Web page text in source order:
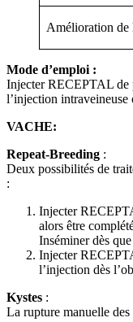
Amélioration de
Mode d’emploi :
Injecter RECEPTAL de
l’injection intraveineuse
VACHE:
Repeat-Breeding :
Deux possibilités de
:
Injecter
alors être
Inséminer dès
Injecter
l’injection dès
Kystes :
La rupture manuelle des